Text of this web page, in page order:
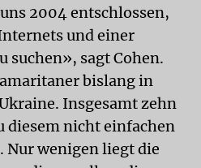
2004 entschlossen,
und einer
suchen», sagt Cohen.
bislang in
Insgesamt zehn
diesem nicht einfachen
Nur wenigen liegt die